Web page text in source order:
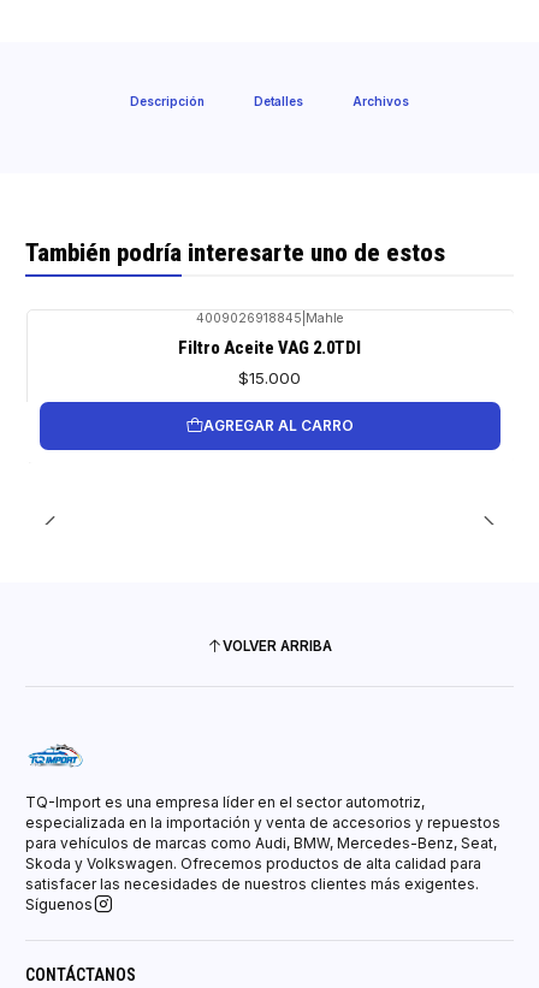
Descripción Detalles Archivos
También podría interesarte uno de estos
4009026918845 Mahle
Filtro Aceite VAG 2.0TDI
$15.000
AGREGAR AL CARRO
VOLVER ARRIBA
TQ-Import es una empresa líder en el sector automotriz,
especializada en la importación y venta de accesorios y repuestos
para vehículos de marcas como Audi, BMW, Mercedes-Benz, Seat,
Skoda y Volkswagen. Ofrecemos productos de alta calidad para
satisfacer las necesidades de nuestros clientes más exigentes.
Síguenos
CONTÁCTANOS